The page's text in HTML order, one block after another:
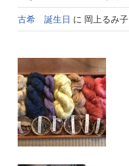
古希 誕生日 に 岡上るみ子